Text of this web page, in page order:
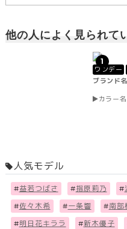
他の人によく見られて
1
ワンデー
ブランド名
カラー名
人気モデル
#益若つばさ #指原莉乃 #
#佐々木希 #一条響 #南部
#明日花キララ #新木優子